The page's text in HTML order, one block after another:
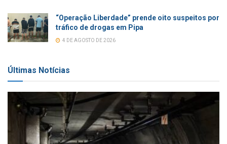
“Operação Liberdade” prende oito suspeitos por
tráfico de drogas em Pipa
4 DE AGOSTO DE 2026
Últimas Notícias